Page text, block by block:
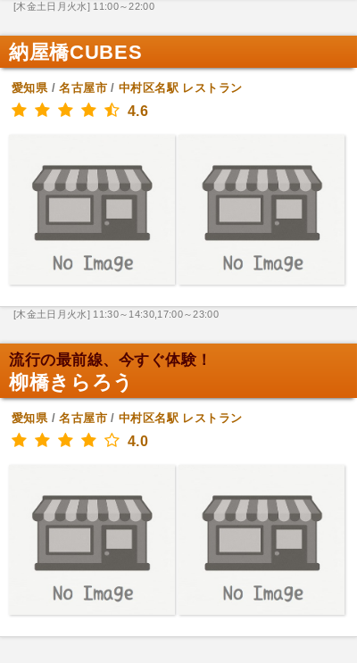
[木金土日月火水] 11:00～22:00
納屋橋CUBES
愛知県/名古屋市/中村区名駅 レストラン
4.6
[木金土日月火水] 11:30～14:30,17:00～23:00
流行の最前線、今すぐ体験！
柳橋きらろう
愛知県/名古屋市/中村区名駅 レストラン
4.0